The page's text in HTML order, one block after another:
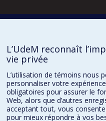
L’UdeM reconnaît
vie privée
L’utilisation de témoins nous
personnaliser votre
obligatoires pour assurer le
Web, alors que d’autres
acceptant tout, vous
pour mieux répondre à vos